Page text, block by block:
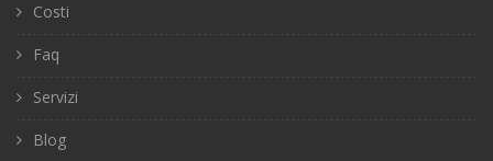
Costi
Faq
Servizi
Blog